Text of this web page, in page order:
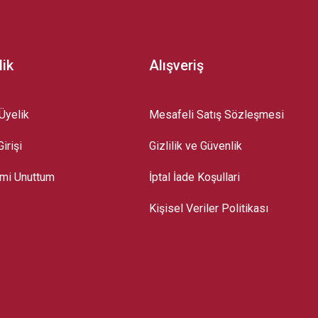
Unuttum
Alışveriş
Mesafeli Satış Sözleşmesi
Gizlilik ve Güvenlik
İptal İade Koşullari
Kişisel Veriler Politikası